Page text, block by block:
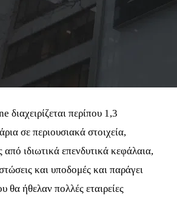
περίπου 1,3
σε περιουσιακά στοιχεία,
από ιδιωτικά επενδυτικά κεφάλαια,
και υποδομές και παράγει
θα ήθελαν πολλές εταιρείες